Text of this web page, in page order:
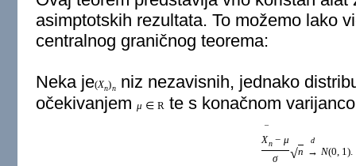
asimptotskih rezultata. To možemo lako
centralnog graničnog teorema:
Neka je(Xn)n
niz nezavisnih, jednako
očekivanjem μ ∈ R te s konačnom
¯
Xn − μ
σ
√n
d
→ N(0, 1).